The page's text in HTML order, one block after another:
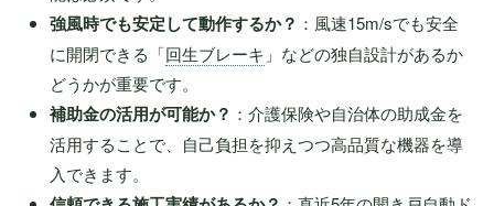
強風時でも安定して動作するか？ ：風速15m/sでも安全
に開閉できる「回生ブレーキ 」などの独自設計があるか
どうかが重要です。
補助金の活用が可能か？ ：介護保険や自治体の助成金を
活用することで、自己負担を抑えつつ高品質な機器を導
入できます。